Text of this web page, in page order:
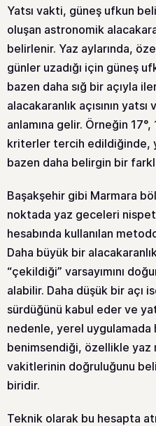
Yatsı vakti, güneş ufkun
oluşan astronomik
belirlenir. Yaz aylarında,
günler uzadığı için güneş
bazen daha sığ bir açıyla
alacakaranlık açısının
anlamına gelir. Örneğin
kriterler tercih edildiğinde,
bazen daha belirgin bir
Başakşehir gibi Marmara
noktada yaz geceleri
hesabında kullanılan
Daha büyük bir
“çekildiği” varsayımını
alabilir. Daha düşük bir açı
sürdüğünü kabul eder ve
nedenle, yerel uygulamada
benimsendiği, özellikle yaz
vakitlerinin doğruluğunu
biridir.
Teknik olarak bu hesapta